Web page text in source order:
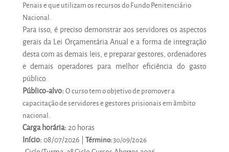
Penais e que utilizam os recursos do Fundo Penitenciário
Nacional.
Para isso, é preciso demonstrar aos servidores os aspectos
gerais da Lei Orçamentária Anual e a forma de integração
desta com as demais leis, e preparar gestores, ordenadores
e demais operadores para melhor eficiência do gasto
público.
Público-alvo: O curso tem o objetivo de promover a
capacitação de servidores e gestores prisionais em âmbito
nacional.
Carga horária:20 horas
Início:08/07/2026 | Término:30/09/2026